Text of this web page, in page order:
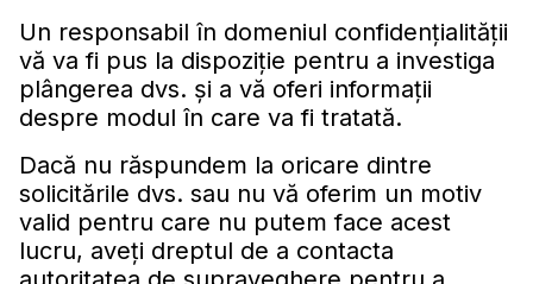
Un responsabil în domeniul confidenţialităţii
vă va fi pus la dispoziţie pentru a investiga
plângerea dvs. şi a vă oferi informaţii
despre modul în care va fi tratată.
Dacă nu răspundem la oricare dintre
solicitările dvs. sau nu vă oferim un motiv
valid pentru care nu putem face acest
lucru, aveţi dreptul de a contacta